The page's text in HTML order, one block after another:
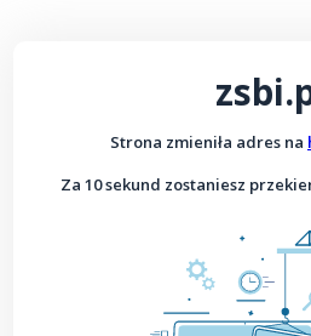
Strona zmieniła adres na
Za 10 sekund zostaniesz